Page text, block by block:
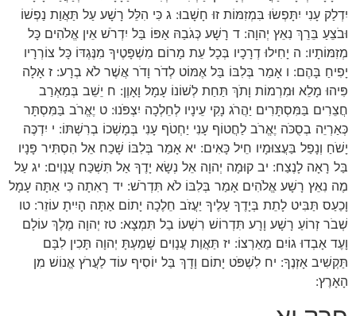
יִדְלַק עָנִי יִתָּפְשׂוּ בִּמְזִמּוֹת זוּ חָשָׁבוּ: ג כִּי הִלֵּל רָשָׁע עַל תַּאֲוַת נַפְשׁוֹ
וּבֹצֵעַ בֵּרֵךְ נִאֵץ יְהוָה: ד רָשָׁע כְּגֹבַהּ אַפּוֹ בַּל יִדְרֹשׁ אֵין אֱלֹהִים כָּל
מְזִמּוֹתָיו: ה יָחִילוּ דְרָכָיו בְּכָל עֵת מָרוֹם מִשְׁפָּטֶיךָ מִנֶּגְדּוֹ כָּל צוֹרְרָיו
יָפִיחַ בָּהֶם: ו אָמַר בְּלִבּוֹ בַּל אֶמּוֹט לְדֹר וָדֹר אֲשֶׁר לֹא בְרָע: ז אָלָה
פִּיהוּ מָלֵא וּמִרְמוֹת וָתֹךְ תַּחַת לְשׁוֹנוֹ עָמָל וָאָוֶן: ח יֵשֵׁב בְּמַאְרַב
חֲצֵרִים בַּמִּסְתָּרִים יַהֲרֹג נָקִי עֵינָיו לְחֵלְכָה יִצְפֹּנוּ: ט יֶאֱרֹב בַּמִּסְתָּר
כְּאַרְיֵה בְסֻכֹּה יֶאֱרֹב לַחֲטוֹף עָנִי יַחְטֹף עָנִי בְּמָשְׁכוֹ בְרִשְׁתּוֹ: י יִדְכֶּה
יָשֹׁחַ וְנָפַל בַּעֲצוּמָיו חֵיל כָּאִים: יא אָמַר בְּלִבּוֹ שָׁכַח אֵל הִסְתִּיר פָּנָיו
בַּל רָאָה לָנֶצַח: יב קוּמָה יְהוָה אֵל נְשָׂא יָדֶךָ אַל תִּשְׁכַּח עֲנָוִים: יג עַל
מֶה נִאֵץ רָשָׁע אֱלֹהִים אָמַר בְּלִבּוֹ לֹא תִּדְרֹשׁ: יד רָאִתָה כִּי אַתָּה עָמָל
וָכַעַס תַּבִּיט לָתֵת בְּיָדֶךָ עָלֶיךָ יַעֲזֹב חֵלֶכָה יָתוֹם אַתָּה הָיִיתָ עוֹזֵר: טו
שְׁבֹר זְרוֹעַ רָשָׁע וָרָע תִּדְרוֹשׁ רִשְׁעוֹ בַל תִּמְצָא: טז יְהוָה מֶלֶךְ עוֹלָם
וָעֶד אָבְדוּ גוֹיִם מֵאַרְצוֹ: יז תַּאֲוַת עֲנָוִים שָׁמַעְתָּ יְהוָה תָּכִין לִבָּם
תַּקְשִׁיב אָזְנֶךָ: יח לִשְׁפֹּט יָתוֹם וָדָךְ בַּל יוֹסִיף עוֹד לַעֲרֹץ אֱנוֹשׁ מִן
הָאָרֶץ: